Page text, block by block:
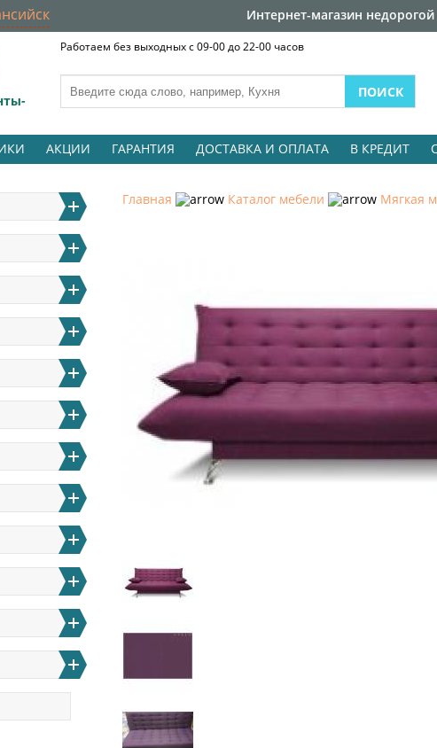
Интернет-магазин
Работаем без выходных с 09-00 до 22-00 часов
АКЦИИ ГАРАНТИЯ ДОСТАВКА И ОПЛАТА В КРЕДИТ
Главная Каталог мебели Мягкая